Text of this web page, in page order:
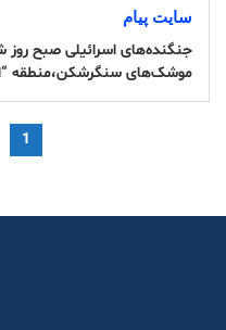
سایت پیام
موشک‌های سنگرشکن،منطقه
1